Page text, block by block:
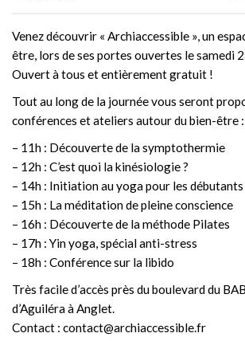
Venez découvrir « Archiaccessible », un
être, lors de ses portes ouvertes le samedi
Ouvert à tous et entièrement gratuit !
Tout au long de la journée vous seront
conférences et ateliers autour du bien-être :
– 11h : Découverte de la symptothermie
– 12h : C’est quoi la kinésiologie ?
– 14h : Initiation au yoga pour les débutants
– 15h : La méditation de pleine conscience
– 16h : Découverte de la méthode Pilates
– 17h : Yin yoga, spécial anti-stress
– 18h : Conférence sur la libido
Très facile d’accès près du boulevard du
d’Aguiléra à Anglet.
Contact : contact@archiaccessible.fr